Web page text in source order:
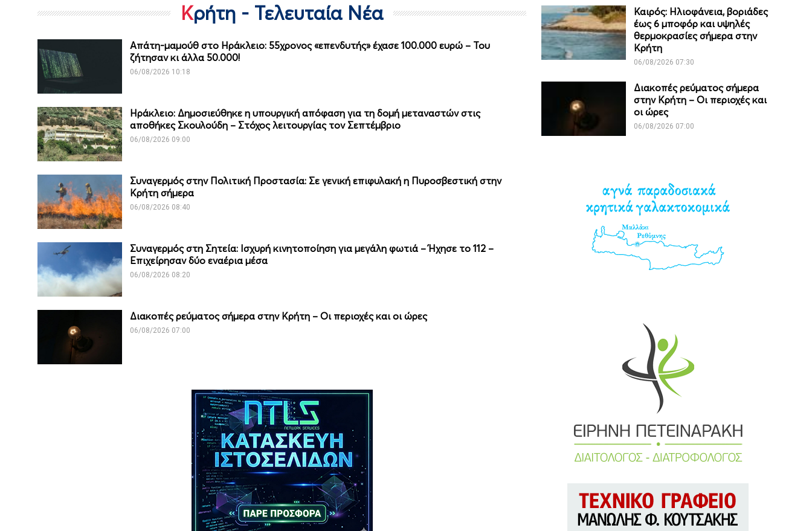
Κρήτη - Τελευταία Νέα
Απάτη-μαμούθ στο Ηράκλειο: 55χρονος «επενδυτής» έχασε 100.000 ευρώ – Του
ζήτησαν κι άλλα 50.000!
06/08/2026 10:18
Ηράκλειο: Δημοσιεύθηκε η υπουργική απόφαση για τη δομή μεταναστών στις
αποθήκες Σκουλούδη – Στόχος λειτουργίας τον Σεπτέμβριο
06/08/2026 09:00
Συναγερμός στην Πολιτική Προστασία: Σε γενική επιφυλακή η Πυροσβεστική στην
Κρήτη σήμερα
06/08/2026 08:40
Συναγερμός στη Σητεία: Ισχυρή κινητοποίηση για μεγάλη φωτιά – Ήχησε το 112 –
Επιχείρησαν δύο εναέρια μέσα
06/08/2026 08:20
Διακοπές ρεύματος σήμερα στην Κρήτη – Οι περιοχές και οι ώρες
06/08/2026 07:00
Καιρός: Ηλιοφάνεια, βοριάδες
έως 6 μποφόρ και υψηλές
θερμοκρασίες σήμερα στην
Κρήτη
06/08/2026 07:30
Διακοπές ρεύματος σήμερα
στην Κρήτη – Οι περιοχές και
οι ώρες
06/08/2026 07:00